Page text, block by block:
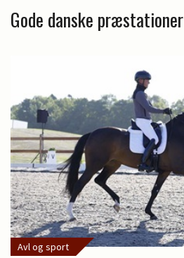
Gode danske præstationer
Avl og sport